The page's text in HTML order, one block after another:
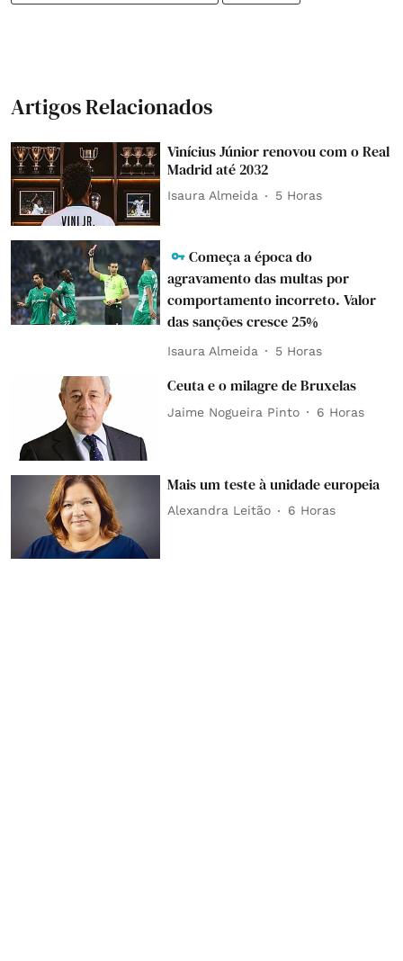
Artigos Relacionados
Vinícius Júnior renovou com o Real
Madrid até 2032
Isaura Almeida 5 Horas
Começa a época do
agravamento das multas por
comportamento incorreto. Valor
das sanções cresce 25%
Isaura Almeida 5 Horas
Ceuta e o milagre de Bruxelas
Jaime Nogueira Pinto 6 Horas
Mais um teste à unidade europeia
Alexandra Leitão 6 Horas